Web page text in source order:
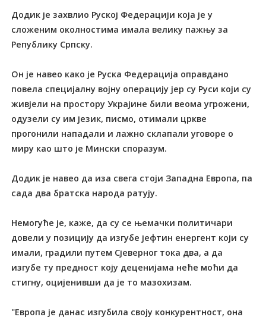
Додик је захвлио Руској Федерацији која је у
сложеним околностима имала велику пажњу за
Републику Српску.
Он је навео како је Руска Федерација оправдано
повела специјалну војну операцију јер су Руси који су
живјели на простору Украјине били веома угрожени,
одузели су им језик, писмо, отимали цркве
прогонили нападали и лажно склапали уговоре о
миру као што је Мински споразум.
Додик је навео да иза свега стоји Западна Европа, па
сада два братска народа ратују.
Немогуће је, каже, да су се њемачки политичари
довели у позицију да изгубе јефтин енергент који су
имали, градили путем Сјеверног тока два, а да
изгубе ту предност коју деценијама неће моћи да
стигну, оцијенивши да је то мазохизам.
"Европа је данас изгубила своју конкурентност, она